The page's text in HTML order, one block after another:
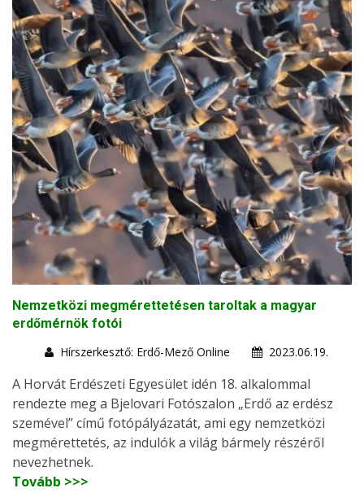
Nemzetközi megmérettetésen taroltak a magyar
erdőmérnök fotói
Hírszerkesztő: Erdő-Mező Online
2023.06.19.
A Horvát Erdészeti Egyesület idén 18. alkalommal
rendezte meg a Bjelovari Fotószalon „Erdő az erdész
szemével” című fotópályázatát, ami egy nemzetközi
megmérettetés, az indulók a világ bármely részéről
nevezhetnek.
Tovább >>>